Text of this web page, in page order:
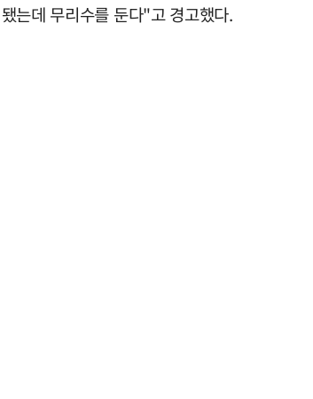
는데 무리수를 둔다"고 경고했다.